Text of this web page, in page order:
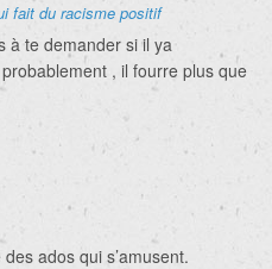
fait du racisme positif
à te demander si il ya
, il fourre plus que
ados qui s’amusent.